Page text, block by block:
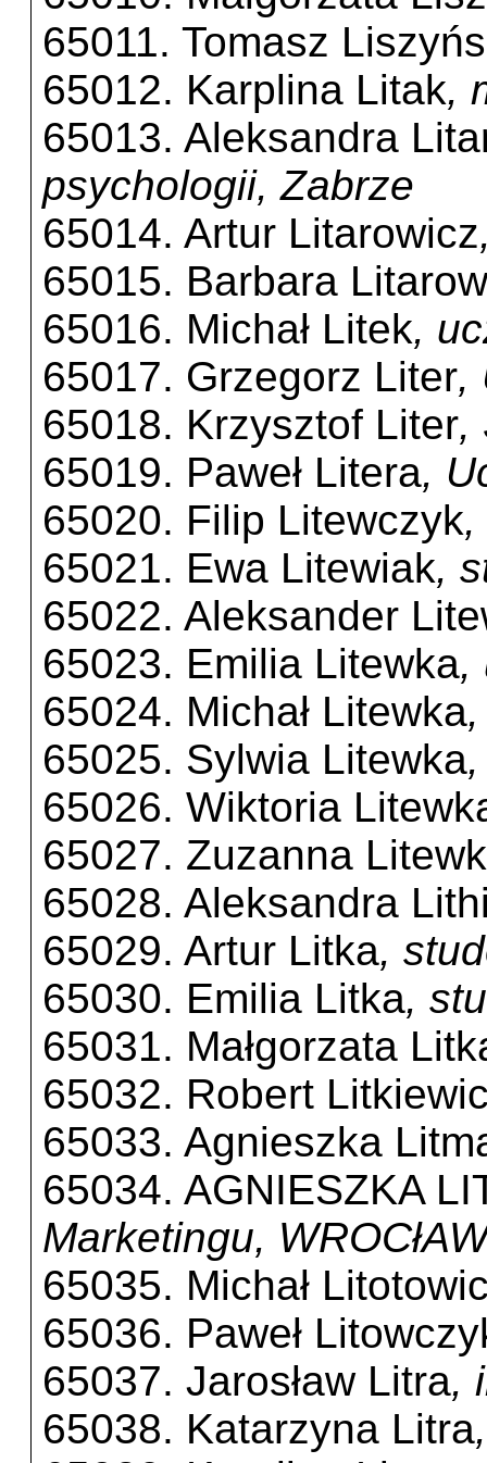
65011. Tomasz
65012. Karplina Litak,
65013. Aleksandra
psychologii, Zabrze
65014. Artur Litarowicz
65015. Barbara
65016. Michał Litek,
65017. Grzegorz Liter,
65018. Krzysztof Liter,
65019. Paweł Litera,
65020. Filip Litewczyk,
65021. Ewa Litewiak,
65022. Aleksander
65023. Emilia Litewka,
65024. Michał Litewka
65025. Sylwia Litewka
65026. Wiktoria
65027. Zuzanna
65028. Aleksandra
65029. Artur Litka,
65030. Emilia Litka,
65031. Małgorzata
65032. Robert
65033. Agnieszka
65034. AGNIESZKA
Marketingu,
65035. Michał
65036. Paweł
65037. Jarosław Litra,
65038. Katarzyna Litra